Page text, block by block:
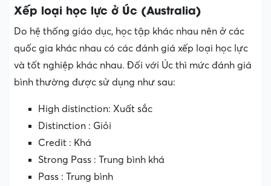
Xếp loại học lực ở Úc (Australia)
Do hệ thống giáo dục, học tập khác nhau nên ở các
quốc gia khác nhau có các đánh giá xếp loại học lực
và tốt nghiệp khác nhau. Đối với Úc thì mức đánh giá
bình thường được sử dụng như sau:
High distinction: Xuất sắc
Distinction : Giỏi
Credit : Khá
Strong Pass : Trung bình khá
Pass : Trung bình